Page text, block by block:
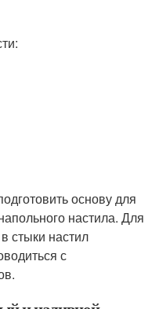
основу для
настила. Для
стыки настил
с